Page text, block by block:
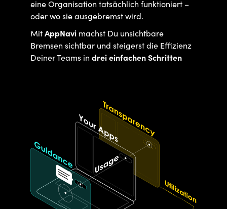
eine Organisation tatsächlich funktioniert –
oder wo sie ausgebremst wird.
Mit AppNavi machst Du unsichtbare
Bremsen sichtbar und steigerst die Effizienz
Deiner Teams in drei einfachen Schritten